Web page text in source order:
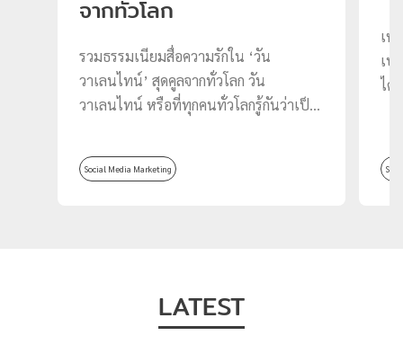
จากทั่วโลก
รวมธรรมเนียมสื่อความรักใน ‘วัน
วาเลนไทน์’ สุดคูลจากทั่วโลก วัน
วาเลนไทน์ หรือที่ทุกคนทั่วโลกรู้กันว่าเป็น
ความรักที่มักมีการเฉลิมฉลอง แสดงความ
รัก ความห่วงใย และปรารถนาดีต่อบุคคลที่
แทนใจ มีความหมายลึกซึ้ง เช่น ดอก
กุหลาบ ช็อกโกแลต การ์ดอวยพร ซึ่งจริง ๆ
Social Media Marketing
เห
เป
ได้
บ้า
นี่มั
LATEST